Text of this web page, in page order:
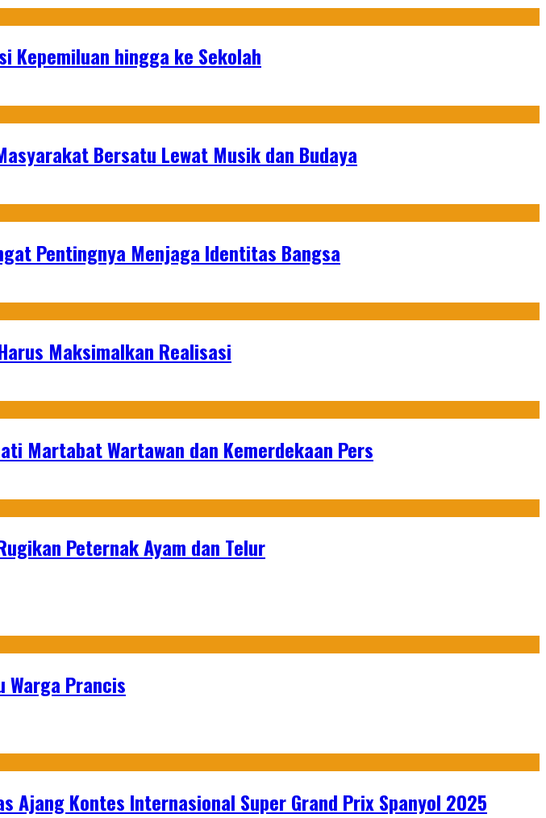
Kepemiluan hingga ke Sekolah
Bersatu Lewat Musik dan Budaya
Pentingnya Menjaga Identitas Bangsa
Maksimalkan Realisasi
Martabat Wartawan dan Kemerdekaan Pers
Peternak Ayam dan Telur
Warga Prancis
Ajang Kontes Internasional Super Grand Prix Spanyol 2025